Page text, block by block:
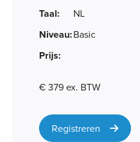
Taal: NL
Niveau:Basic
Prijs:
€ 379 ex. BTW
Registreren